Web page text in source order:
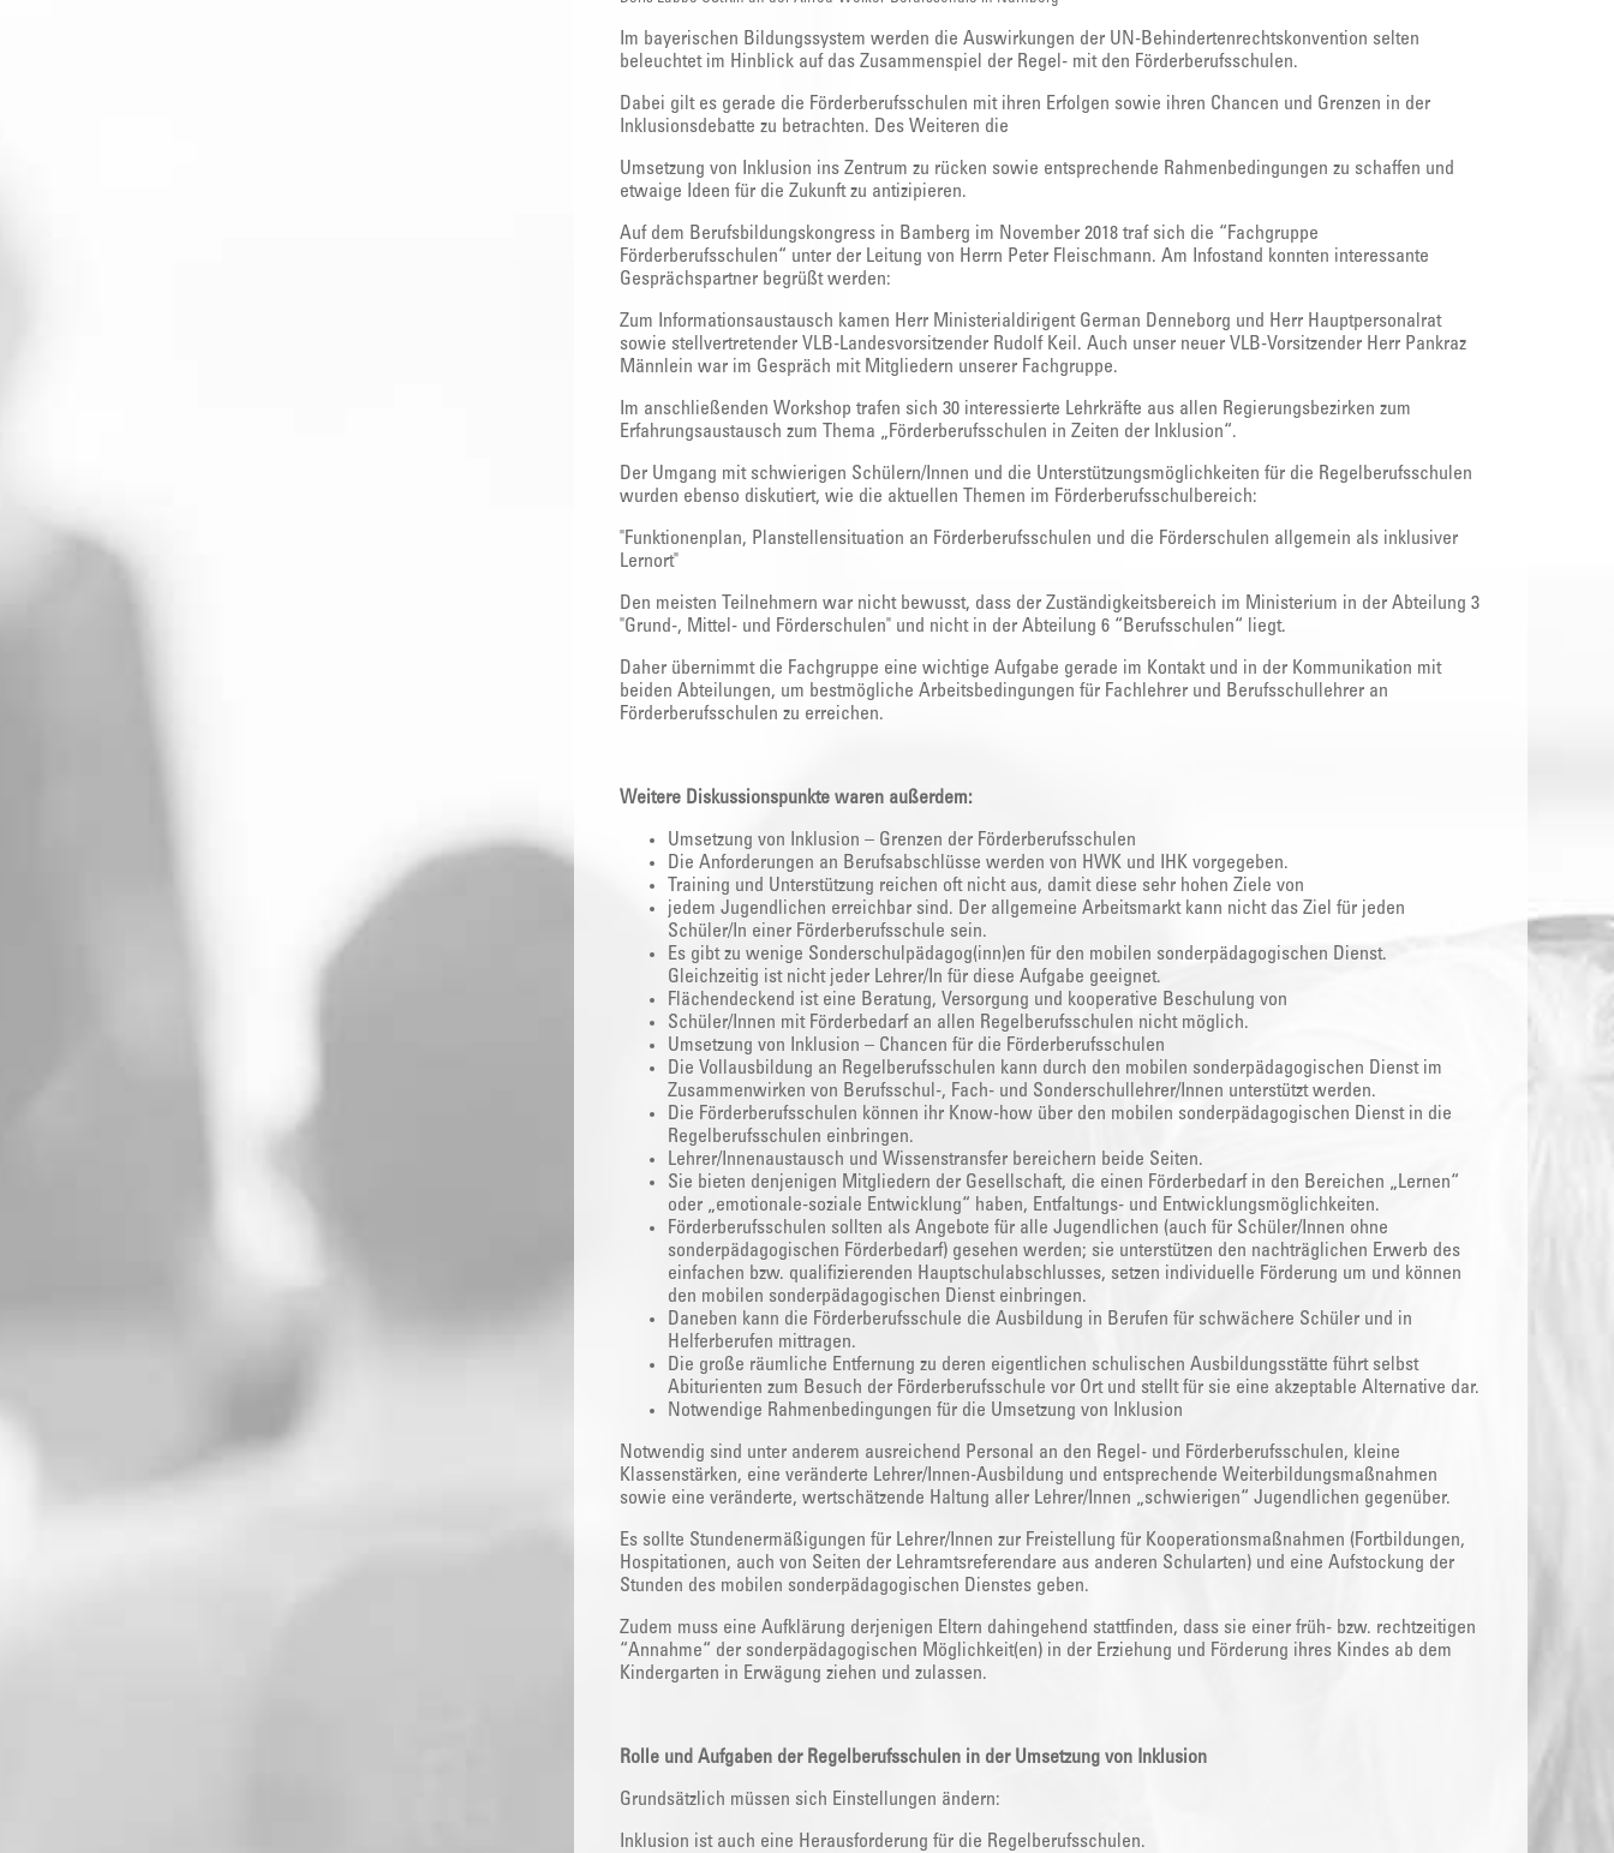
Im bayerischen Bildungssystem werden die Auswirkungen der UN-Behindertenrechtskonvention selten
beleuchtet im Hinblick auf das Zusammenspiel der Regel- mit den Förderberufsschulen.
Dabei gilt es gerade die Förderberufsschulen mit ihren Erfolgen sowie ihren Chancen und Grenzen in der
Inklusionsdebatte zu betrachten. Des Weiteren die
Umsetzung von Inklusion ins Zentrum zu rücken sowie entsprechende Rahmenbedingungen zu schaffen und
etwaige Ideen für die Zukunft zu antizipieren.
Auf dem Berufsbildungskongress in Bamberg im November 2018 traf sich die “Fachgruppe
Förderberufsschulen“ unter der Leitung von Herrn Peter Fleischmann. Am Infostand konnten interessante
Gesprächspartner begrüßt werden:
Zum Informationsaustausch kamen Herr Ministerialdirigent German Denneborg und Herr Hauptpersonalrat
sowie stellvertretender VLB-Landesvorsitzender Rudolf Keil. Auch unser neuer VLB-Vorsitzender Herr Pankraz
Männlein war im Gespräch mit Mitgliedern unserer Fachgruppe.
Im anschließenden Workshop trafen sich 30 interessierte Lehrkräfte aus allen Regierungsbezirken zum
Erfahrungsaustausch zum Thema „Förderberufsschulen in Zeiten der Inklusion“.
Der Umgang mit schwierigen Schülern/Innen und die Unterstützungsmöglichkeiten für die Regelberufsschulen
wurden ebenso diskutiert, wie die aktuellen Themen im Förderberufsschulbereich:
"Funktionenplan, Planstellensituation an Förderberufsschulen und die Förderschulen allgemein als inklusiver
Lernort"
Den meisten Teilnehmern war nicht bewusst, dass der Zuständigkeitsbereich im Ministerium in der Abteilung 3
"Grund-, Mittel- und Förderschulen" und nicht in der Abteilung 6 “Berufsschulen“ liegt.
Daher übernimmt die Fachgruppe eine wichtige Aufgabe gerade im Kontakt und in der Kommunikation mit
beiden Abteilungen, um bestmögliche Arbeitsbedingungen für Fachlehrer und Berufsschullehrer an
Förderberufsschulen zu erreichen.
Weitere Diskussionspunkte waren außerdem:
Umsetzung von Inklusion – Grenzen der Förderberufsschulen
Die Anforderungen an Berufsabschlüsse werden von HWK und IHK vorgegeben.
Training und Unterstützung reichen oft nicht aus, damit diese sehr hohen Ziele von
jedem Jugendlichen erreichbar sind. Der allgemeine Arbeitsmarkt kann nicht das Ziel für jeden
Schüler/In einer Förderberufsschule sein.
Es gibt zu wenige Sonderschulpädagog(inn)en für den mobilen sonderpädagogischen Dienst.
Gleichzeitig ist nicht jeder Lehrer/In für diese Aufgabe geeignet.
Flächendeckend ist eine Beratung, Versorgung und kooperative Beschulung von
Schüler/Innen mit Förderbedarf an allen Regelberufsschulen nicht möglich.
Umsetzung von Inklusion – Chancen für die Förderberufsschulen
Die Vollausbildung an Regelberufsschulen kann durch den mobilen sonderpädagogischen Dienst im
Zusammenwirken von Berufsschul-, Fach- und Sonderschullehrer/Innen unterstützt werden.
Die Förderberufsschulen können ihr Know-how über den mobilen sonderpädagogischen Dienst in die
Regelberufsschulen einbringen.
Lehrer/Innenaustausch und Wissenstransfer bereichern beide Seiten.
Sie bieten denjenigen Mitgliedern der Gesellschaft, die einen Förderbedarf in den Bereichen „Lernen“
oder „emotionale-soziale Entwicklung“ haben, Entfaltungs- und Entwicklungsmöglichkeiten.
Förderberufsschulen sollten als Angebote für alle Jugendlichen (auch für Schüler/Innen ohne
sonderpädagogischen Förderbedarf) gesehen werden; sie unterstützen den nachträglichen Erwerb des
einfachen bzw. qualifizierenden Hauptschulabschlusses, setzen individuelle Förderung um und können
den mobilen sonderpädagogischen Dienst einbringen.
Daneben kann die Förderberufsschule die Ausbildung in Berufen für schwächere Schüler und in
Helferberufen mittragen.
Die große räumliche Entfernung zu deren eigentlichen schulischen Ausbildungsstätte führt selbst
Abiturienten zum Besuch der Förderberufsschule vor Ort und stellt für sie eine akzeptable Alternative dar.
Notwendige Rahmenbedingungen für die Umsetzung von Inklusion
Notwendig sind unter anderem ausreichend Personal an den Regel- und Förderberufsschulen, kleine
Klassenstärken, eine veränderte Lehrer/Innen-Ausbildung und entsprechende Weiterbildungsmaßnahmen
sowie eine veränderte, wertschätzende Haltung aller Lehrer/Innen „schwierigen“ Jugendlichen gegenüber.
Es sollte Stundenermäßigungen für Lehrer/Innen zur Freistellung für Kooperationsmaßnahmen (Fortbildungen,
Hospitationen, auch von Seiten der Lehramtsreferendare aus anderen Schularten) und eine Aufstockung der
Stunden des mobilen sonderpädagogischen Dienstes geben.
Zudem muss eine Aufklärung derjenigen Eltern dahingehend stattfinden, dass sie einer früh- bzw. rechtzeitigen
“Annahme“ der sonderpädagogischen Möglichkeit(en) in der Erziehung und Förderung ihres Kindes ab dem
Kindergarten in Erwägung ziehen und zulassen.
Rolle und Aufgaben der Regelberufsschulen in der Umsetzung von Inklusion
Grundsätzlich müssen sich Einstellungen ändern:
Inklusion ist auch eine Herausforderung für die Regelberufsschulen.